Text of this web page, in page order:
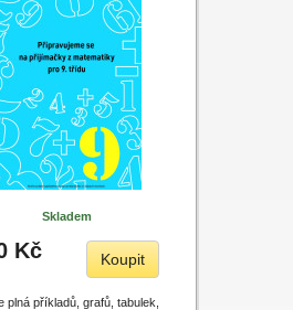
Skladem
Kč Koupit
plná příkladů, grafů, tabulek,